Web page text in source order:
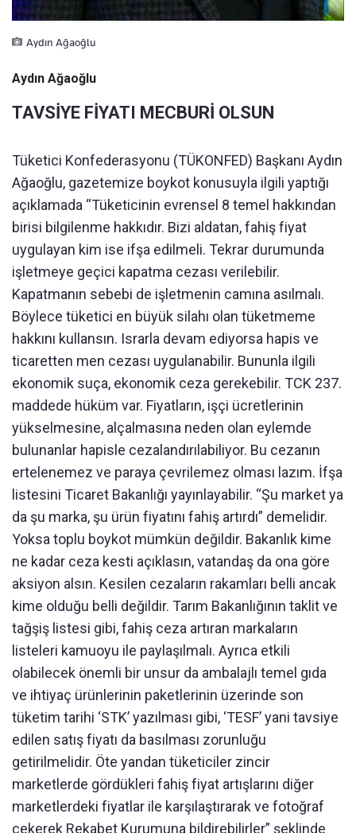
Aydın Ağaoğlu
Aydın Ağaoğlu
TAVSİYE FİYATI MECBURİ OLSUN
Tüketici Konfederasyonu (TÜKONFED) Başkanı Aydın
Ağaoğlu, gazetemize boykot konusuyla ilgili yaptığı
açıklamada “Tüketicinin evrensel 8 temel hakkından
birisi bilgilenme hakkıdır. Bizi aldatan, fahiş fiyat
uygulayan kim ise ifşa edilmeli. Tekrar durumunda
işletmeye geçici kapatma cezası verilebilir.
Kapatmanın sebebi de işletmenin camına asılmalı.
Böylece tüketici en büyük silahı olan tüketmeme
hakkını kullansın. Israrla devam ediyorsa hapis ve
ticaretten men cezası uygulanabilir. Bununla ilgili
ekonomik suça, ekonomik ceza gerekebilir. TCK 237.
maddede hüküm var. Fiyatların, işçi ücretlerinin
yükselmesine, alçalmasına neden olan eylemde
bulunanlar hapisle cezalandırılabiliyor. Bu cezanın
ertelenemez ve paraya çevrilemez olması lazım. İfşa
listesini Ticaret Bakanlığı yayınlayabilir. “Şu market ya
da şu marka, şu ürün fiyatını fahiş artırdı” demelidir.
Yoksa toplu boykot mümkün değildir. Bakanlık kime
ne kadar ceza kesti açıklasın, vatandaş da ona göre
aksiyon alsın. Kesilen cezaların rakamları belli ancak
kime olduğu belli değildir. Tarım Bakanlığının taklit ve
tağşiş listesi gibi, fahiş ceza artıran markaların
listeleri kamuoyu ile paylaşılmalı. Ayrıca etkili
olabilecek önemli bir unsur da ambalajlı temel gıda
ve ihtiyaç ürünlerinin paketlerinin üzerinde son
tüketim tarihi ‘STK’ yazılması gibi, ‘TESF’ yani tavsiye
edilen satış fiyatı da basılması zorunluğu
getirilmelidir. Öte yandan tüketiciler zincir
marketlerde gördükleri fahiş fiyat artışlarını diğer
marketlerdeki fiyatlar ile karşılaştırarak ve fotoğraf
çekerek Rekabet Kurumuna bildirebilirler” şeklinde